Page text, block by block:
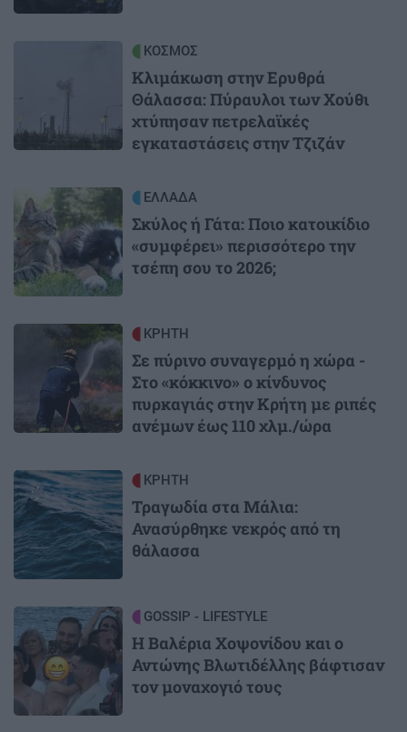
ΚΟΣΜΟΣ
Κλιμάκωση στην Ερυθρά
Θάλασσα: Πύραυλοι των Χούθι
χτύπησαν πετρελαϊκές
εγκαταστάσεις στην Τζιζάν
Image ΕΛΛΑΔΑ
Σκύλος ή Γάτα: Ποιο κατοικίδιο
«συμφέρει» περισσότερο την
τσέπη σου το 2026;
ΚΡΗΤΗ
Σε πύρινο συναγερμό η χώρα -
Στο «κόκκινο» ο κίνδυνος
πυρκαγιάς στην Κρήτη με ριπές
ανέμων έως 110 χλμ./ώρα
Image ΚΡΗΤΗ
Τραγωδία στα Μάλια:
Ανασύρθηκε νεκρός από τη
θάλασσα
Image GOSSIP - LIFESTYLE
Η Βαλέρια Χοψονίδου και ο
Αντώνης Βλωτιδέλλης βάφτισαν
τον μοναχογιό τους